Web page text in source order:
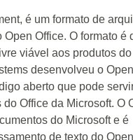
é um formato de
Office. O formato é
viável aos produtos do
desenvolveu o Open
aberto que pode
Office da Microsoft. O
do Microsoft e é
de texto do Open